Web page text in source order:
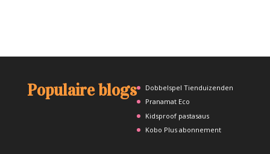
Populaire blogs
Dobbelspel Tienduizenden
Pranamat Eco
Kidsproof pastasaus
Kobo Plus abonnement